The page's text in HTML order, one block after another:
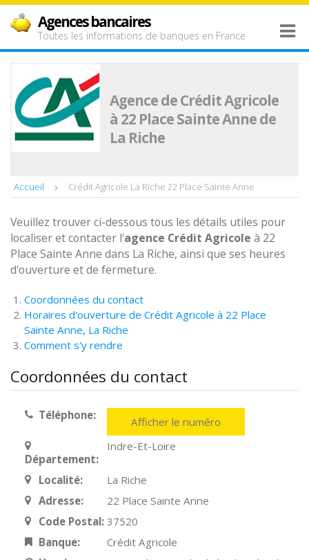
Agences bancaires
Toutes les informations de banques en France
Agence de Crédit Agricole
à 22 Place Sainte Anne de
La Riche
Accueil Crédit Agricole La Riche 22 Place Sainte Anne
Veuillez trouver ci-dessous tous les détails utiles pour
localiser et contacter l'agence Crédit Agricole à 22
Place Sainte Anne dans La Riche, ainsi que ses heures
d'ouverture et de fermeture.
Coordonnées du contact
Horaires d'ouverture de Crédit Agricole à 22 Place
Sainte Anne, La Riche
Comment s'y rendre
Coordonnées du contact
Téléphone: Afficher le numéro
Département:
Indre-Et-Loire
Localité:
La Riche
Adresse:
22 Place Sainte Anne
Code Postal: 37520
Banque:
Crédit Agricole